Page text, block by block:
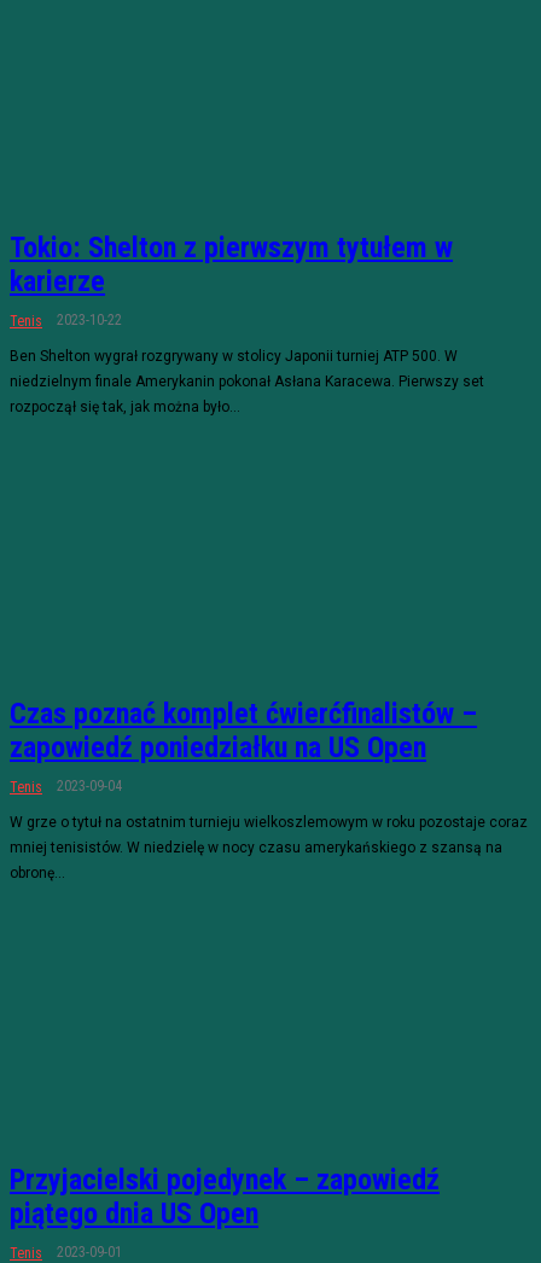
Tokio: Shelton z pierwszym tytułem w
karierze
Tenis 2023-10-22
Ben Shelton wygrał rozgrywany w stolicy Japonii turniej ATP 500. W
niedzielnym finale Amerykanin pokonał Asłana Karacewa. Pierwszy set
rozpoczął się tak, jak można było...
Czas poznać komplet ćwierćfinalistów –
zapowiedź poniedziałku na US Open
Tenis 2023-09-04
W grze o tytuł na ostatnim turnieju wielkoszlemowym w roku pozostaje coraz
mniej tenisistów. W niedzielę w nocy czasu amerykańskiego z szansą na
obronę...
Przyjacielski pojedynek – zapowiedź
piątego dnia US Open
Tenis 2023-09-01